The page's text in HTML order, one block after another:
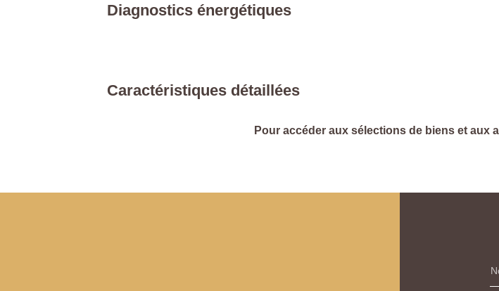
Diagnostics énergétiques
Caractéristiques détaillées
Pour accéder aux sélections de biens et aux